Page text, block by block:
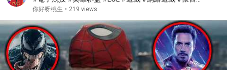
服 #moba
你好呀桃生 • 219 views